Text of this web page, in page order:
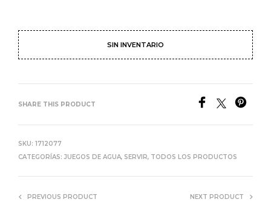
SIN INVENTARIO
SHARE THIS PRODUCT
SKU: 1712077
CATEGORÍAS: JUEGOS DE AGUA, SERVIR, TODOS LOS PRODUCTOS
PREVIOUS PRODUCT NEXT PRODUCT